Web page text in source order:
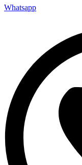
Whatsapp